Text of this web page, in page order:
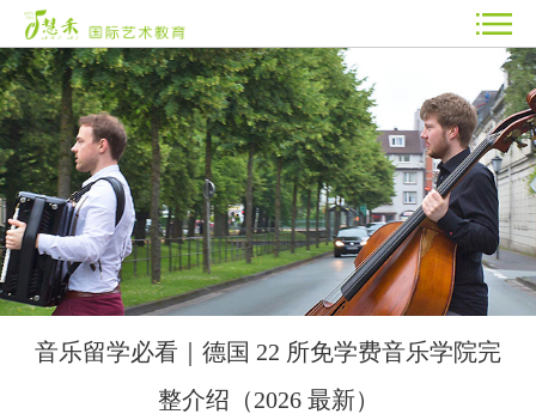
音乐留学必看｜德国 22 所免学费音乐学院完
整介绍（2026 最新）